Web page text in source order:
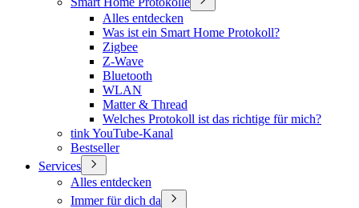
Alles entdecken
Was ist ein Smart Home Protokoll?
Zigbee
Z-Wave
Bluetooth
WLAN
Matter & Thread
Welches Protokoll ist das richtige für mich?
tink YouTube-Kanal
Bestseller
Services
Alles entdecken
Immer für dich da